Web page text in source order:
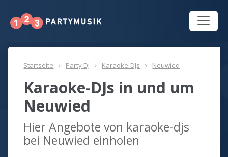
Startseite Party DJ Karaoke-DJs Neuwied
Karaoke-DJs in und um
Neuwied
Hier Angebote von karaoke-djs
bei Neuwied einholen